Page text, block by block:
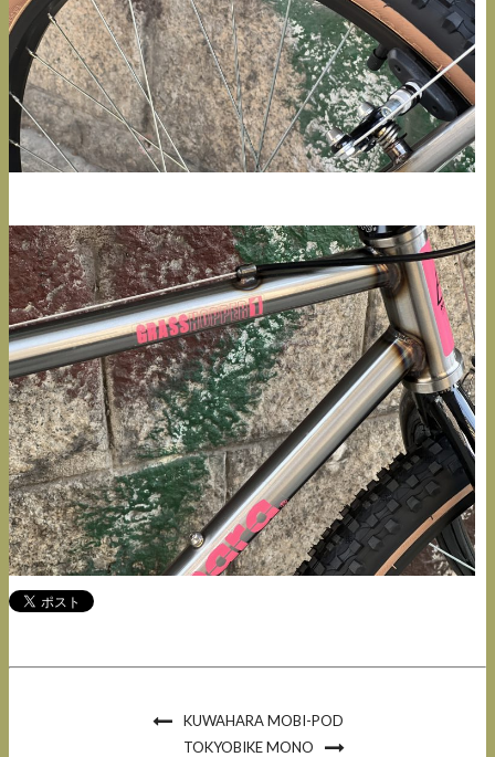
KUWAHARA MOBI-POD
TOKYOBIKE MONO